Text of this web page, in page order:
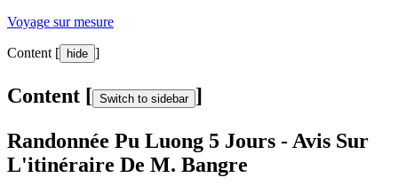
Voyage sur mesure
Content [ hide ]
Content [ Switch to sidebar ]
Randonnée Pu Luong 5 Jours - Avis Sur
L'itinéraire De M. Bangre